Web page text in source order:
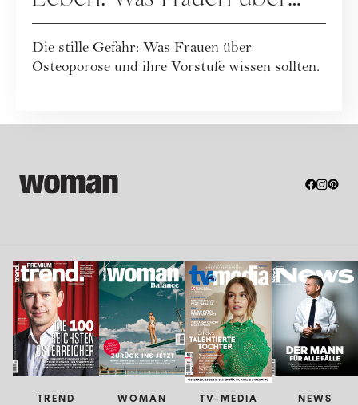
Osteoporose wissen
sollten
Die stille Gefahr: Was Frauen über
Osteoporose und ihre Vorstufe wissen sollten.
TREND WOMAN TV-MEDIA NEWS